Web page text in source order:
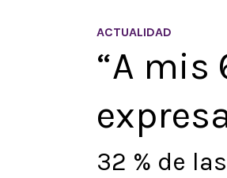
ACTUALIDAD
“A mis
32 % de